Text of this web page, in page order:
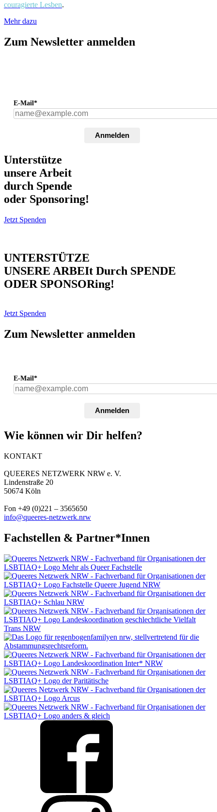
couragierte Lesben.
Mehr dazu
Zum Newsletter anmelden
E-Mail*
Anmelden
Unterstütze
unsere Arbeit
durch Spende
oder Sponsoring!
Jetzt Spenden
UNTERSTÜTZE
UNSERE ARBEIt Durch SPENDE
ODER SPONSORing!
Jetzt Spenden
Zum Newsletter anmelden
E-Mail*
Anmelden
Wie können wir Dir helfen?
KONTAKT
QUEERES NETZWERK NRW e. V.
Lindenstraße 20
50674 Köln
Fon +49 (0)221 – 3565650
info@queeres-netzwerk.nrw
Fachstellen & Partner*Innen